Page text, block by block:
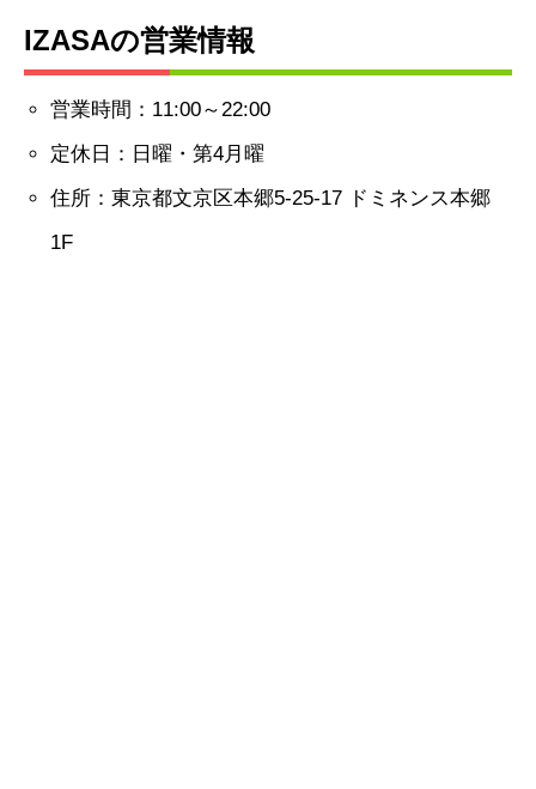
IZASAの営業情報
営業時間：11:00～22:00
定休日：日曜・第4月曜
住所：東京都文京区本郷5-25-17 ドミネンス本郷
1F